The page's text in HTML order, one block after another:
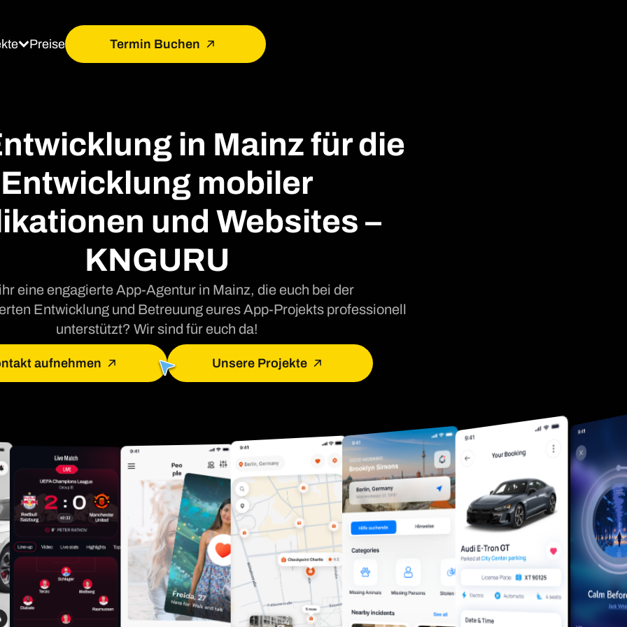
You
Preise Termin Buchen
in Mainz für die
Entwicklung mobiler
und Websites –
KNGURU
eine engagierte App-Agentur in Mainz, die euch bei der
Entwicklung und Betreuung eures App-Projekts professionell
unterstützt? Wir sind für euch da!
aufnehmen Unsere Projekte